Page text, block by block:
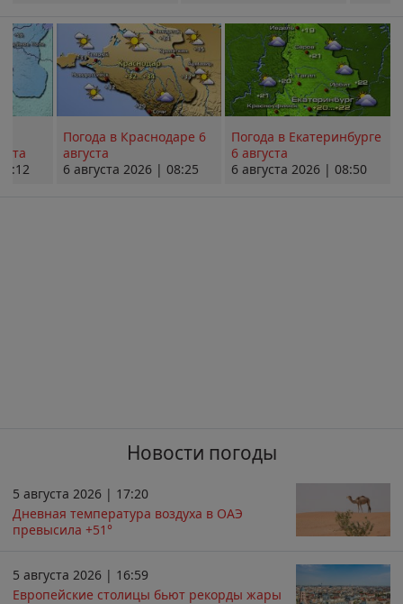
Погода в Краснодаре 6
августа
6 августа 2026 | 08:25
Погода в Екатеринбурге
6 августа
6 августа 2026 | 08:50
Новости погоды
5 августа 2026 | 17:20
Дневная температура воздуха в ОАЭ
превысила +51°
5 августа 2026 | 16:59
Европейские столицы бьют рекорды жары